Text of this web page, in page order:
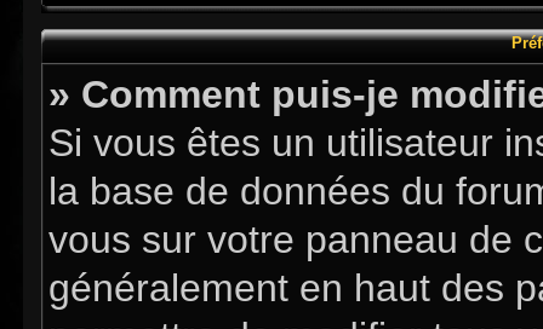
» Comment puis-je
Si vous êtes un utilisateur
la base de données du
vous sur votre panneau de
généralement en haut des